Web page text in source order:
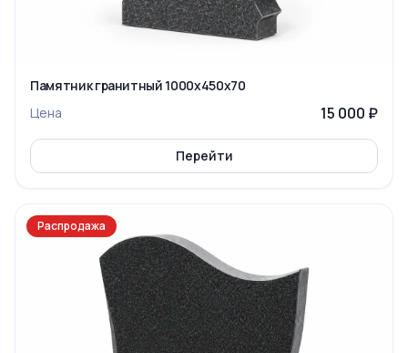
Памятник гранитный 1000x450x70
Цена
15 000 ₽
Перейти
Распродажа